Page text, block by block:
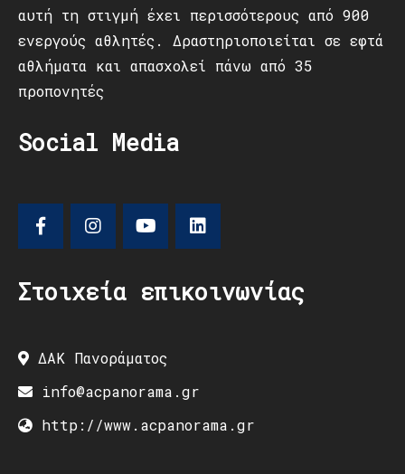
αυτή τη στιγμή έχει περισσότερους από 900
ενεργούς αθλητές. Δραστηριοποιείται σε εφτά
αθλήματα και απασχολεί πάνω από 35
προπονητές
Social Media
Στοιχεία επικοινωνίας
ΔΑΚ Πανοράματος
info@acpanorama.gr
http://www.acpanorama.gr